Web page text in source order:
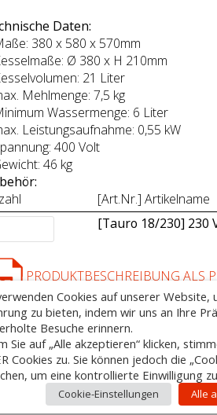
Daten:
380 x 580 x 570mm
Ø 380 x H 210mm
21 Liter
Mehlmenge: 7,5 kg
Wassermenge: 6 Liter
Leistungsaufnahme: 0,55 kW
400 Volt
46 kg
[Art.Nr.] Artikelname
[Tauro 18/230] 230
PRODUKTBESCHREIBUNG ALS
Cookies auf unserer Website,
zu bieten, indem wir uns an Ihre
Besuche erinnern.
Sie auf „Alle akzeptieren“ klicken,
Cookies zu. Sie können jedoch die
um eine kontrollierte Einwilligung
Cookie-Einstellungen Alle